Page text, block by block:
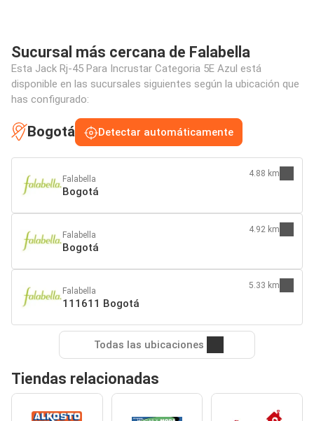
Sucursal más cercana de Falabella
Esta Jack Rj-45 Para Incrustar Categoria 5E Azul está
disponible en las sucursales siguientes según la ubicación que
has configurado:
Bogotá Detectar automáticamente
Falabella
Bogotá
4.88 km
Falabella
Bogotá
4.92 km
Falabella
111611 Bogotá
5.33 km
Todas las ubicaciones
Tiendas relacionadas